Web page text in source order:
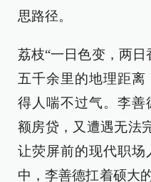
思路径。
荔枝“一日色变，两
五千余里的地理距离
得人喘不过气。李善
额房贷，又遭遇无法
让荧屏前的现代职场
中，李善德扛着硕大